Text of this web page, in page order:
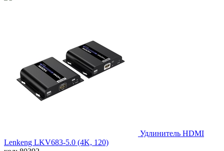
Удлинитель HDMI
Lenkeng LKV683-5.0 (4K, 120)